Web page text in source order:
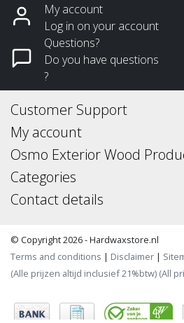
My account
Log in on your account
Questions?
Do you have questions
?
Customer Support
My account
Osmo Exterior Wood
Categories
Contact details
© Copyright 2026 - Hardwaxstore.nl
Terms and conditions | Disclaimer |
(Alle prijzen altijd inclusief 21%btw) (All